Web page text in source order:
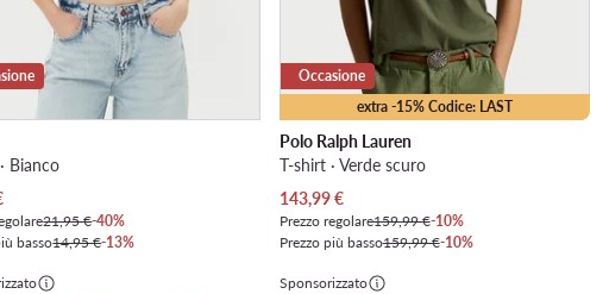
Bianco
21,95 €-40%
basso14,95 €-13%
extra -15% Codice: LAST
Occasione
Polo Ralph Lauren
T-shirt · Verde scuro
Prezzo attuale
143,99€
Prezzo regolare159,99 €-10%
Prezzo più basso159,99 €-10%
Sponsorizzato